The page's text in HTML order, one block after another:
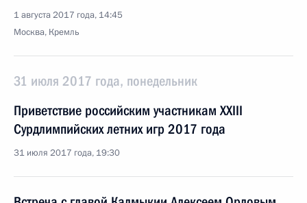
1 августа 2017 года, 14:45
Москва, Кремль
31 июля 2017 года, понедельник
Приветствие российским участникам XXIII
Сурдлимпийских летних игр 2017 года
31 июля 2017 года, 19:30